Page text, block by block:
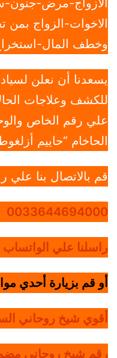
الازواج-مرض-جنون-
الاخوات-الزواج بمن
وخطف المال-استخراج
يسعدنا أن نعلن
للكشف وعلاجات
علي رقم الخاص
الحاخام “حاييم
قم بالاتصال بنا علي
0033644694000
راسلنا علي الواتساب
أو قم بزيارة أحدي
أقوي شيخ روحاني
رقم شيخ روحاني